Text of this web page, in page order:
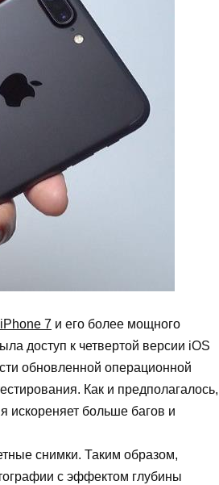
iPhone 7 и его более мощного
доступ к четвертой версии iOS
обновленной операционной
Как и предполагалось,
искореняет больше багов и
снимки. Таким образом,
с эффектом глубины